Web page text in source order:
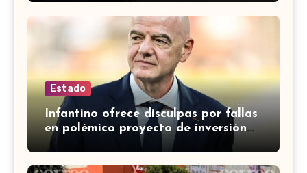
Estado
Infantino ofrece disculpas por fallas
en polémico proyecto de inversión
privada de la FIFA